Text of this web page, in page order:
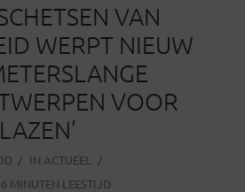
VAN
WERPT NIEUW
VOOR
IN ACTUEEL
6 MINUTEN LEESTIJD